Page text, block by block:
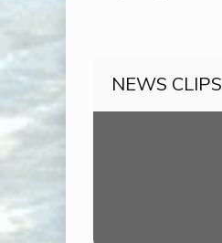
NEWS CLIPS